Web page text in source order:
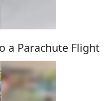
a Parachute Flight